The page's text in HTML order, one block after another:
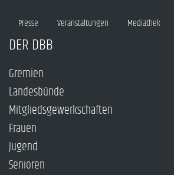
Presse Veranstaltungen Mediathek
DER DBB
Gremien
Landesbünde
Mitgliedsgewerkschaften
Frauen
Jugend
Senioren